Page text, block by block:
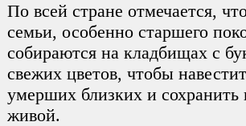
По всей стране отмечается,
семьи, особенно старшего
собираются на кладбищах с
свежих цветов, чтобы
умерших близких и сохранить
живой.